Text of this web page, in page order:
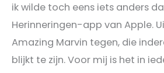
ik wilde toch eens iets anders
Herinneringen-app van Apple.
Amazing Marvin tegen, die
blijkt te zijn. Voor mij is het in